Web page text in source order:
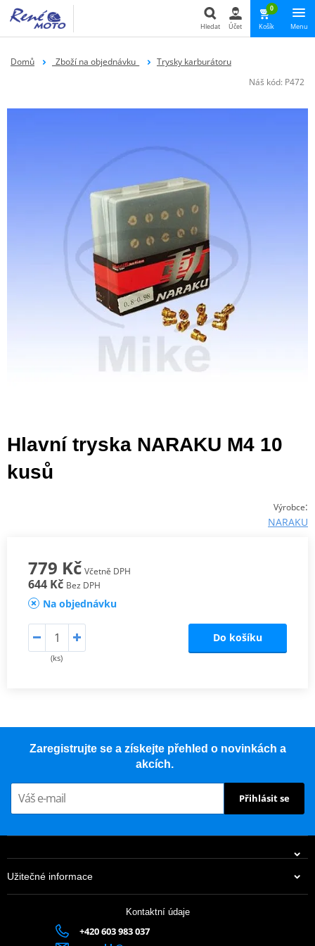
Hledat Účet
0
Košík Menu
Domů _Zboží na objednávku_
Trysky karburátoru
Náš kód: P472
Hlavní tryska NARAKU M4 10
kusů
Výrobce:
NARAKU
779 Kč Včetně DPH
644 Kč Bez DPH
Na objednávku
(ks)
Do košíku
Zaregistrujte se a získejte přehled o novinkách a
akcích.
Přihlásit se
Užitečné informace
Kontaktní údaje
+420 603 983 037